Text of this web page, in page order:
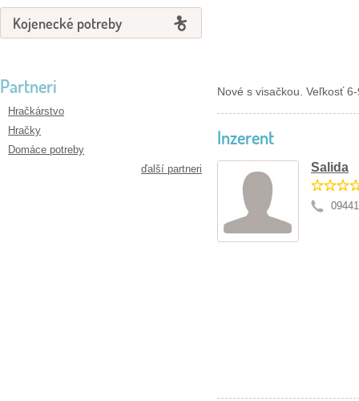
Kojenecké potreby
Partneri
Hračkárstvo
Hračky
Domáce potreby
ďalší partneri
Nové s visačkou. Veľkosť
Inzerent
Salida